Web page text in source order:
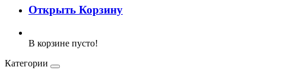
Открыть Корзину
В корзине пусто!
Категории